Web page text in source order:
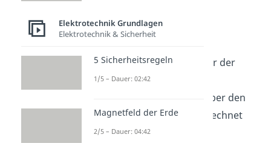
Die Spannung
an einer der
Spulen kann aus der
über den
Verkettungsfaktor
berechnet
werden.
Elektrotechnik Grundlagen
Elektrotechnik & Sicherheit
5 Sicherheitsregeln
1/5 – Dauer: 02:42
Magnetfeld der Erde
2/5 – Dauer: 04:42